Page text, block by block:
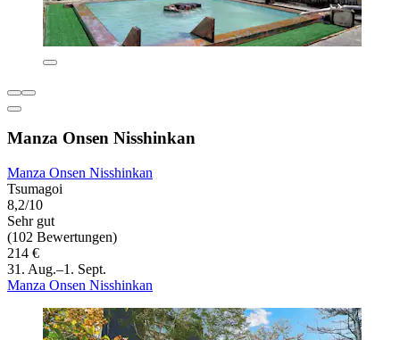
Manza Onsen Nisshinkan
Manza Onsen Nisshinkan
Tsumagoi
8,2/10
Sehr gut
(102 Bewertungen)
214 €
31. Aug.–1. Sept.
Manza Onsen Nisshinkan